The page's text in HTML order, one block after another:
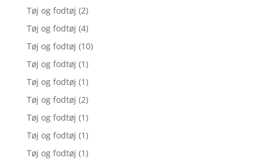
Tøj og fodtøj (2)
Tøj og fodtøj (4)
Tøj og fodtøj (10)
Tøj og fodtøj (1)
Tøj og fodtøj (1)
Tøj og fodtøj (2)
Tøj og fodtøj (1)
Tøj og fodtøj (1)
Tøj og fodtøj (1)